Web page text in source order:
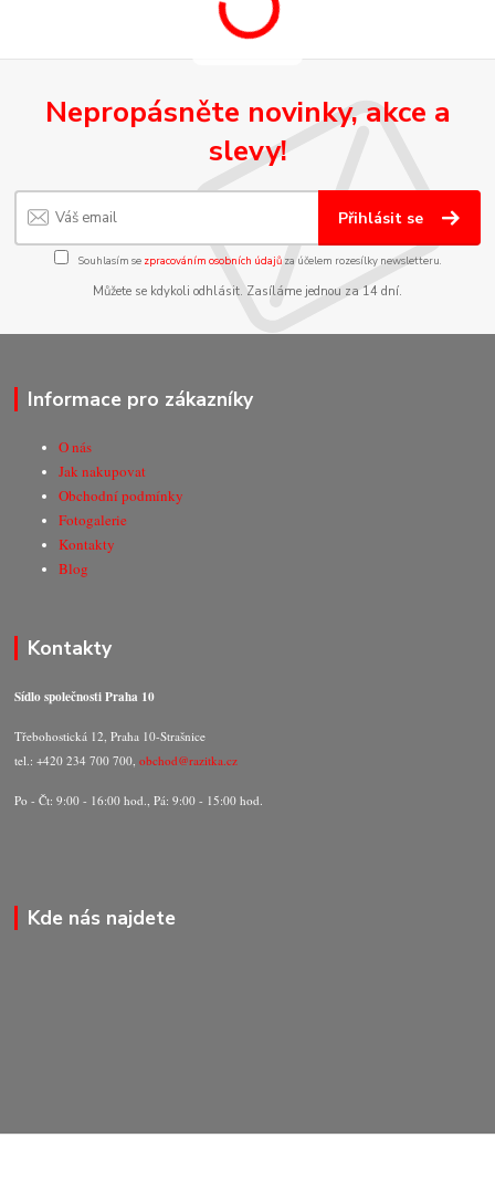
Nepropásněte novinky, akce a
slevy!
Přihlásit se
Souhlasím se zpracováním osobních údajůza účelem rozesílky newsletteru.
Můžete se kdykoli odhlásit. Zasíláme jednou za 14 dní.
Informace pro zákazníky
O nás
Jak nakupovat
Obchodní podmínky
Fotogalerie
Kontakty
Blog
Kontakty
Sídlo společnosti Praha 10
Třebohostická 12, Praha 10-Strašnice
tel.: +420 234 700 700,obchod@razitka.cz
Po - Čt: 9:00 - 16:00 hod., Pá: 9:00 - 15:00 hod.
Kde nás najdete